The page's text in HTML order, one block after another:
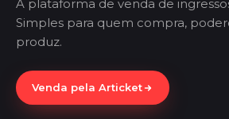
A plataforma de venda de
Simples para quem compra,
produz.
Venda pela Articket